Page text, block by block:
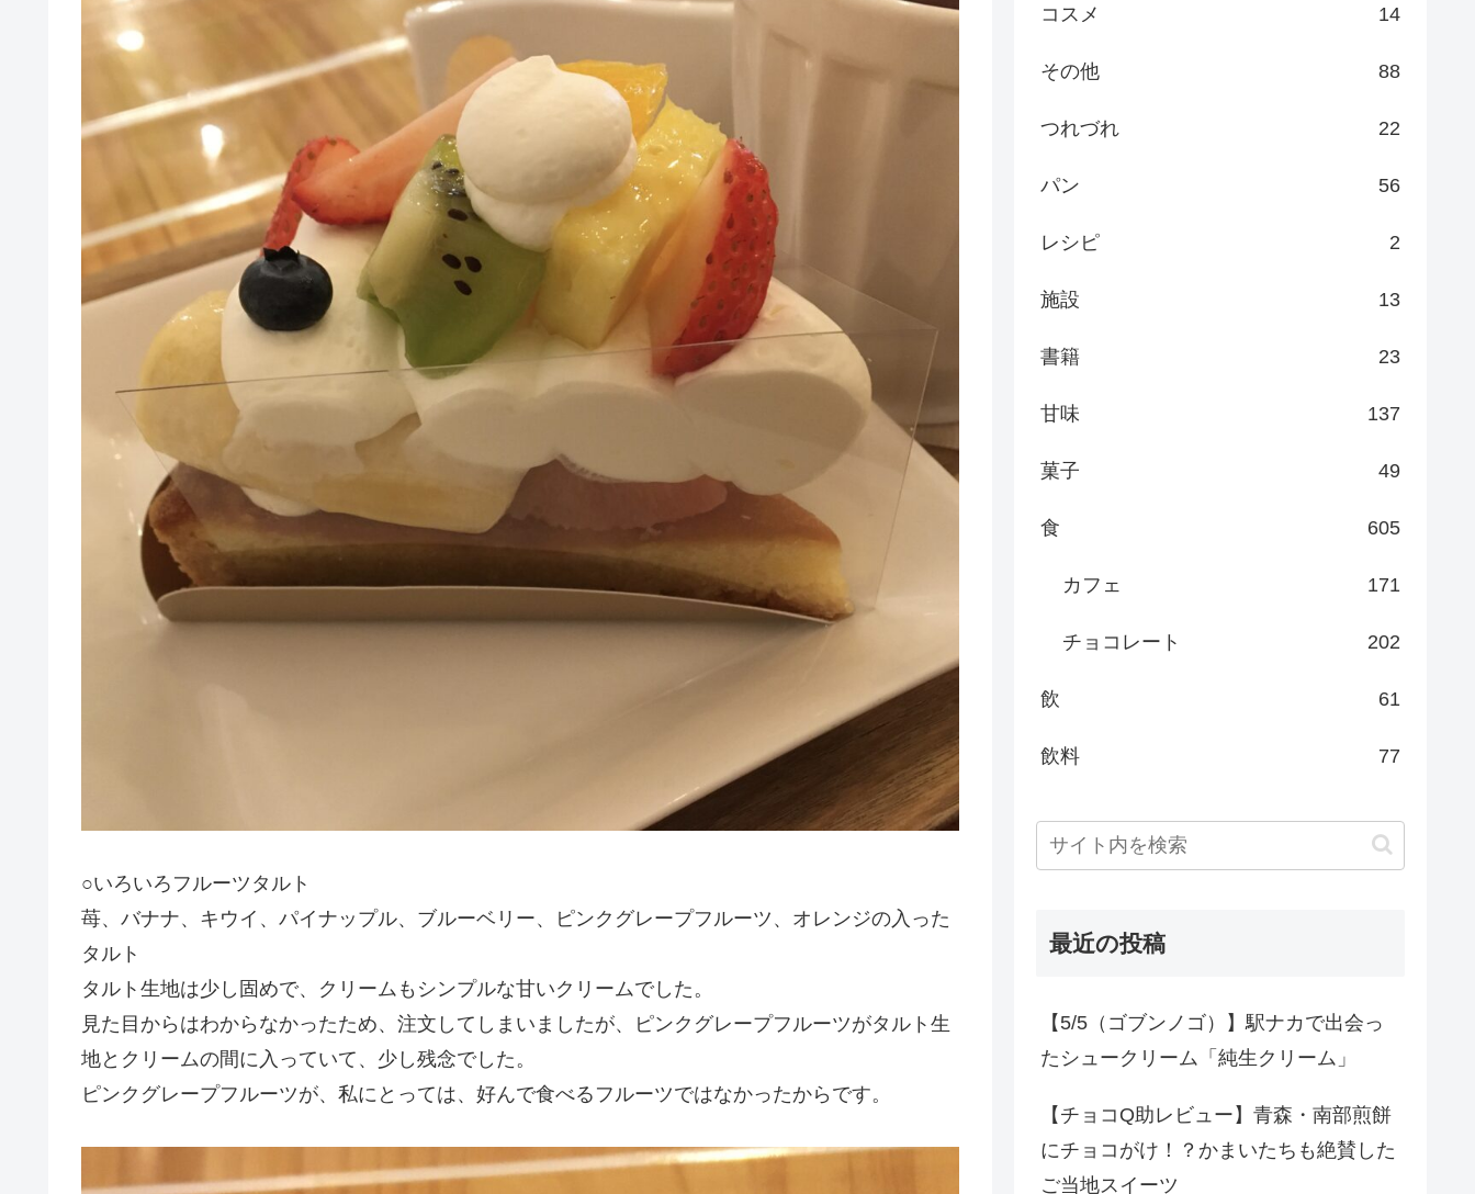
○いろいろフルーツタルト
苺、バナナ、キウイ、パイナップル、ブルーベリー、ピンクグレープフルーツ、オレンジの入った
タルト
タルト生地は少し固めで、クリームもシンプルな甘いクリームでした。
見た目からはわからなかったため、注文してしまいましたが、ピンクグレープフルーツがタルト生
地とクリームの間に入っていて、少し残念でした。
ピンクグレープフルーツが、私にとっては、好んで食べるフルーツではなかったからです。
コスメ 14
その他 88
つれづれ 22
パン 56
レシピ 2
施設 13
書籍 23
甘味 137
菓子 49
食 605
カフェ 171
チョコレート 202
飲 61
飲料 77
最近の投稿
【5/5（ゴブンノゴ）】駅ナカで出会っ
たシュークリーム「純生クリーム」
【チョコQ助レビュー】青森・南部煎餅
にチョコがけ！？かまいたちも絶賛した
ご当地スイーツ